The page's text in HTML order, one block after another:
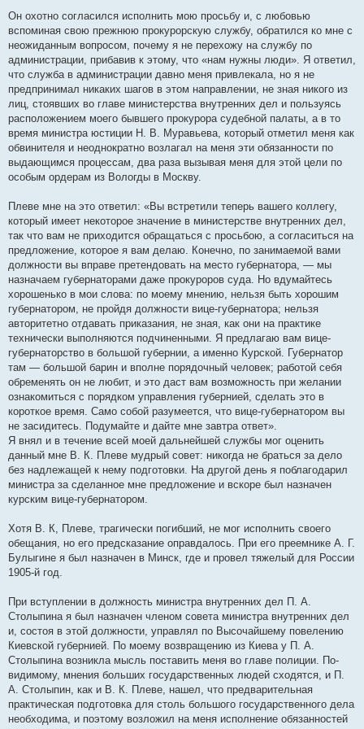
Он охотно согласился исполнить мою просьбу и, с любовью
вспоминая свою прежнюю прокурорскую службу, обратился ко мне с
неожиданным вопросом, почему я не перехожу на службу по
администрации, прибавив к этому, что «нам нужны люди». Я ответил,
что служба в администрации давно меня привлекала, но я не
предпринимал никаких шагов в этом направлении, не зная никого из
лиц, стоявших во главе министерства внутренних дел и пользуясь
расположением моего бывшего прокурора судебной палаты, а в то
время министра юстиции Н. В. Муравьева, который отметил меня как
обвинителя и неоднократно возлагал на меня эти обязанности по
выдающимся процессам, два раза вызывая меня для этой цели по
особым ордерам из Вологды в Москву.
Плеве мне на это ответил: «Вы встретили теперь вашего коллегу,
который имеет некоторое значение в министерстве внутренних дел,
так что вам не приходится обращаться с просьбою, а согласиться на
предложение, которое я вам делаю. Конечно, по занимаемой вами
должности вы вправе претендовать на место губернатора, — мы
назначаем губернаторами даже прокуроров суда. Но вдумайтесь
хорошенько в мои слова: по моему мнению, нельзя быть хорошим
губернатором, не пройдя должности вице-губернатора; нельзя
авторитетно отдавать приказания, не зная, как они на практике
технически выполняются подчиненными. Я предлагаю вам вице-
губернаторство в большой губернии, а именно Курской. Губернатор
там — большой барин и вполне порядочный человек; работой себя
обременять он не любит, и это даст вам возможность при желании
ознакомиться с порядком управления губернией, сделать это в
короткое время. Само собой разумеется, что вице-губернатором вы
не засидитесь. Подумайте и дайте мне завтра ответ».
Я внял и в течение всей моей дальнейшей службы мог оценить
данный мне В. К. Плеве мудрый совет: никогда не браться за дело
без надлежащей к нему подготовки. На другой день я поблагодарил
министра за сделанное мне предложение и вскоре был назначен
курским вице-губернатором.
Хотя В. К, Плеве, трагически погибший, не мог исполнить своего
обещания, но его предсказание оправдалось. При его преемнике А. Г.
Булыгине я был назначен в Минск, где и провел тяжелый для России
1905-й год.
При вступлении в должность министра внутренних дел П. А.
Столыпина я был назначен членом совета министра внутренних дел
и, состоя в этой должности, управлял по Высочайшему повелению
Киевской губернией. По моему возвращению из Киева у П. А.
Столыпина возникла мысль поставить меня во главе полиции. По-
видимому, мнения больших государственных людей сходятся, и П.
А. Столыпин, как и В. К. Плеве, нашел, что предварительная
практическая подготовка для столь большого государственного дела
необходима, и поэтому возложил на меня исполнение обязанностей